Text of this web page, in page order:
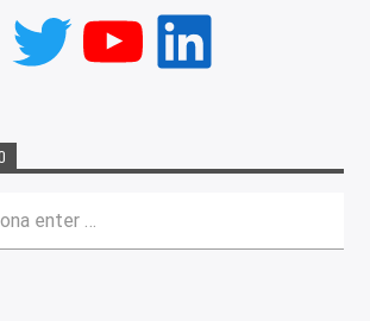
Twitter
YouTube
LinkedIn